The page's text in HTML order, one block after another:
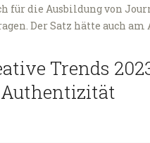
für die Ausbildung von
Der Satz hätte auch am
Trends